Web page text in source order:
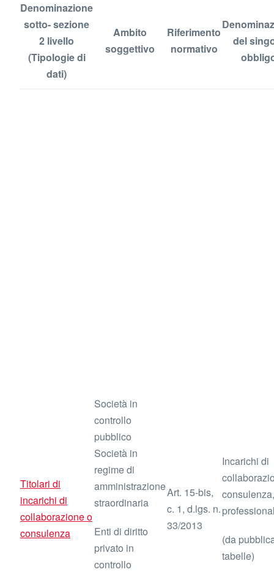
Denominazione
sotto- sezione
2 livello
(Tipologie di
dati)
Ambito
soggettivo
Riferimento
normativo
del
Titolari di
incarichi di
collaborazione o
consulenza
Società in
controllo
pubblico
Società in
regime di
amministrazione
straordinaria
Enti di diritto
privato in
controllo
Art. 15-bis,
c. 1, d.lgs. n.
33/2013
Incarichi di
consulenza,
(da
tabelle)